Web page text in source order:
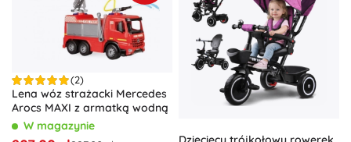
(2)
Lena wóz strażacki Mercedes
Arocs MAXI z armatką wodną
W magazynie